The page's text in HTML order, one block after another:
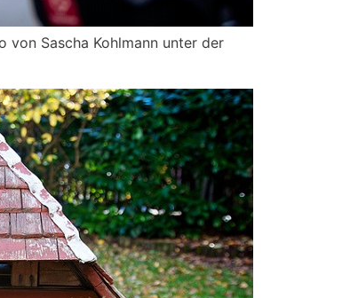
von Sascha Kohlmann unter der